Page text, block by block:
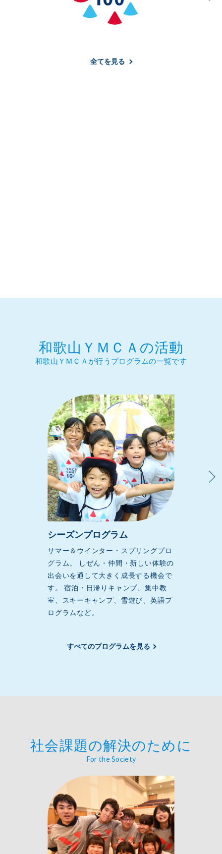
全てを見る
和歌山ＹＭＣＡの活動
和歌山ＹＭＣＡが行うプログラムの一覧です
シーズンプログラム
サマー＆ウインター・スプリングプロ
グラム。 しぜん・仲間・新しい体験の
出会いを通して大きく成長する機会で
す。 宿泊・日帰りキャンプ、集中教
室、スキーキャンプ、雪遊び、英語プ
ログラムなど。
すべてのプログラムを見る
社会課題の解決のために
For the Society